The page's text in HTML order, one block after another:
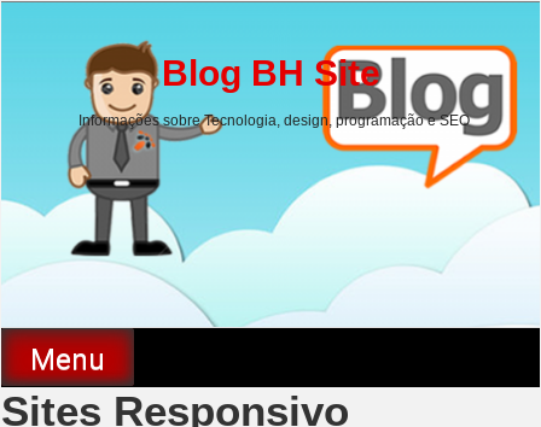
Blog BH Site
Informações sobre Tecnologia, design, programação e SEO
Menu
Sites Responsivo